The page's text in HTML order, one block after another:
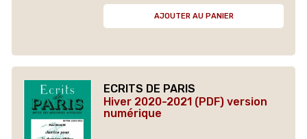
AJOUTER AU PANIER
ECRITS DE PARIS
Hiver 2020-2021 (PDF) version
numérique